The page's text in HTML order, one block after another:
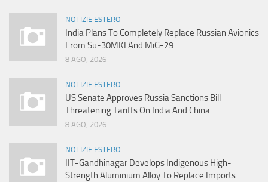
NOTIZIE ESTERO
India Plans To Completely Replace Russian Avionics
From Su-30MKI And MiG-29
8 AGO, 2026
NOTIZIE ESTERO
US Senate Approves Russia Sanctions Bill
Threatening Tariffs On India And China
8 AGO, 2026
NOTIZIE ESTERO
IIT-Gandhinagar Develops Indigenous High-
Strength Aluminium Alloy To Replace Imports